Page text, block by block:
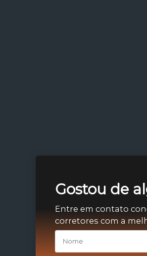
Gostou de
Entre em contato
corretores com a